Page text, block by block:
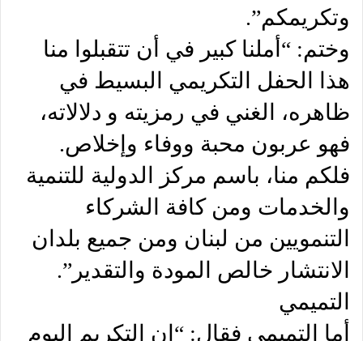
وتكريمكم”.
وختم: “أملنا كبير في أن تتقبلوا منا
هذا الحفل التكريمي البسيط في
ظاهره، الغني في رمزيته و دلالاته،
فهو عربون محبة ووفاء وإخلاص.
فلكم منا، باسم مركز الدولية للتنمية
والخدمات ومن كافة الشركاء
التنمويين من لبنان ومن جميع بلدان
الانتشار خالص المودة والتقدير”.
التميمي
أما التميمي فقال: “إن التكريم اليوم